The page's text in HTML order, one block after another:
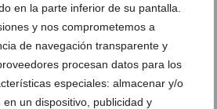
en la parte inferior de su pantalla.
y nos comprometemos a
de navegación transparente y
procesan datos para los
especiales: almacenar y/o
un dispositivo, publicidad y